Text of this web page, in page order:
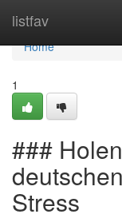
listfav
Home
Home
1
###
Stress